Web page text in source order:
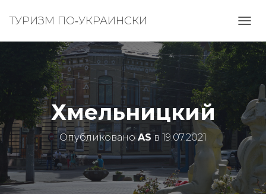
ТУРИЗМ ПО‑УКРАИНСКИ
Е
Р
Е
К
Ч
И
Ь
Хмельницкий
ОпубликованоAS в 19.07.2021